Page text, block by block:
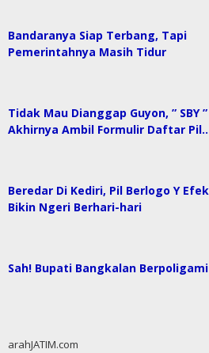
Bandaranya Siap Terbang, Tapi
Pemerintahnya Masih Tidur
Tidak Mau Dianggap Guyon, ” SBY ”
Akhirnya Ambil Formulir Daftar
Beredar Di Kediri, Pil Berlogo Y
Bikin Ngeri Berhari-hari
Sah! Bupati Bangkalan Berpoligami
arahJATIM.com